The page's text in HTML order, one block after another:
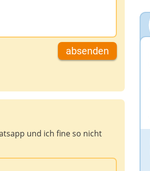
absenden
und ich fine so nicht